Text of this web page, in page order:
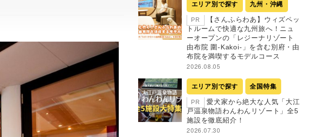
エリア別で探す 九州・沖縄
PR
【さんふらわあ】ウィズペッ
トルームで快適な九州旅へ！ニュ
ーオープンの「レジーナリゾート
由布院 圍-Kakoi-」を含む別府・由
布院を満喫するモデルコース
2026.08.05
エリア別で探す 全国特集
PR
愛犬家から絶大な人気「大江
戸温泉物語わんわんリゾート」全5
施設を徹底紹介！
2026.07.30